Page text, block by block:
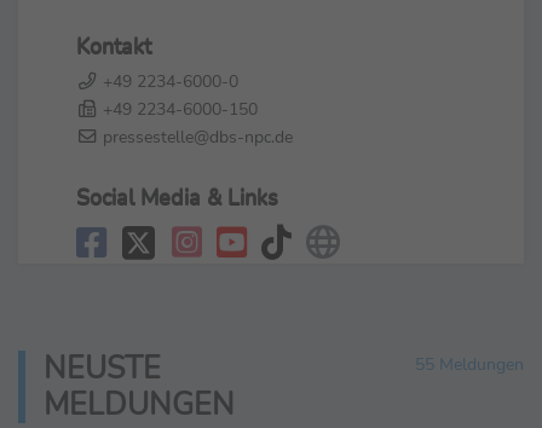
Kontakt
+49 2234-6000-0
+49 2234-6000-150
pressestelle@dbs-npc.de
Social Media & Links
NEUSTE
MELDUNGEN
55 Meldungen